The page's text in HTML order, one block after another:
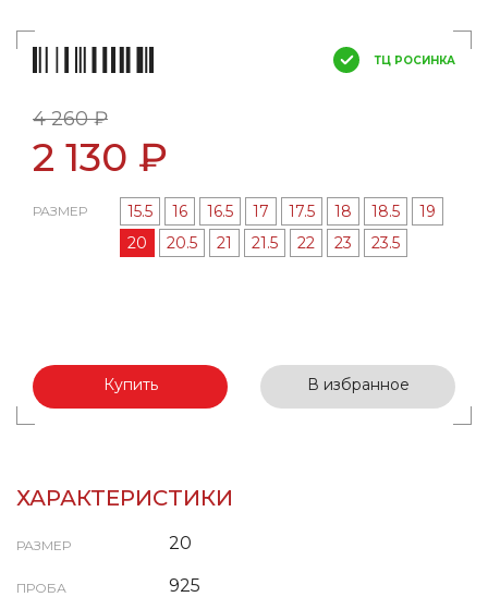
ТЦ РОСИНКА
4 260 ₽
2 130 ₽
РАЗМЕР 15.5 16 16.5 17 17.5 18 18.5
19
20
20.5 21 21.5 22 23 23.5
Купить В избранное
ХАРАКТЕРИСТИКИ
РАЗМЕР 20
ПРОБА 925